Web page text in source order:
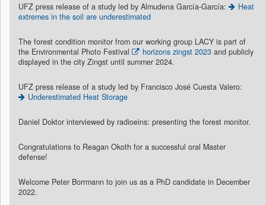
UFZ press release of a study led by Almudena García-García:
Heat
extremes in the soil are underestimated
The forest condition monitor from our working group LACY is part of
the Environmental Photo Festival
horizons zingst 2023 and publicly
displayed in the city Zingst until summer 2024.
UFZ press release of a study led by Francisco José Cuesta Valero:
Underestimated Heat Storage
Daniel Doktor interviewed by radioeins: presenting the forest monitor.
Congratulations to Reagan Okoth for a successful oral Master
defense!
Welcome Peter Borrmann to join us as a PhD candidate in December
2022.